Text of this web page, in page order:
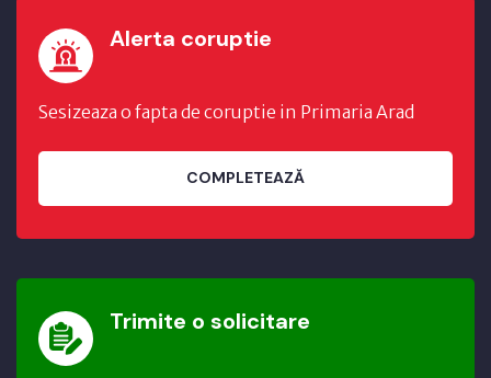
Alerta coruptie
Sesizeaza o fapta de coruptie in Primaria Arad
COMPLETEAZĂ
Trimite o solicitare